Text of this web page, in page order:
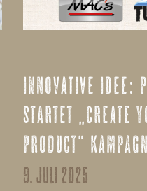
innovative
startet „create
product”
9. juli 2025